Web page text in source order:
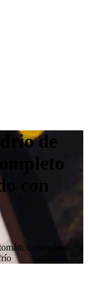
de
con
completo